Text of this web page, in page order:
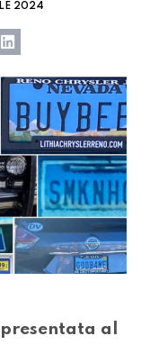
2024
al